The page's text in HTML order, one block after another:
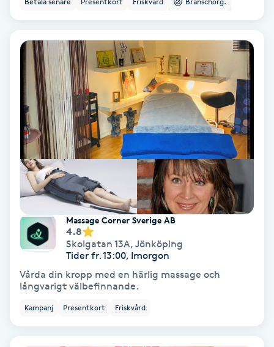
Babylights
Balayage
Bambumassage
Barber
Barnklippning
BIAB
Massage Corner Sverige AB
4.8
Skolgatan 13A, Jönköping
Tider fr. 13:00, Imorgon
Vårda din kropp med en härlig massage och
långvarigt välbefinnande.
Kampanj Presentkort Friskvård